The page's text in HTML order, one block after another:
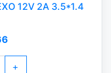
12V 2A 3.5*1.4
+